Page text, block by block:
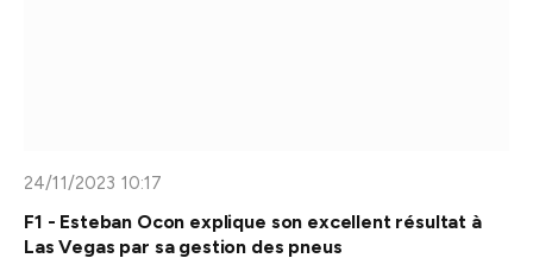
24/11/2023 10:17
F1 - Esteban Ocon explique son excellent résultat à
Las Vegas par sa gestion des pneus